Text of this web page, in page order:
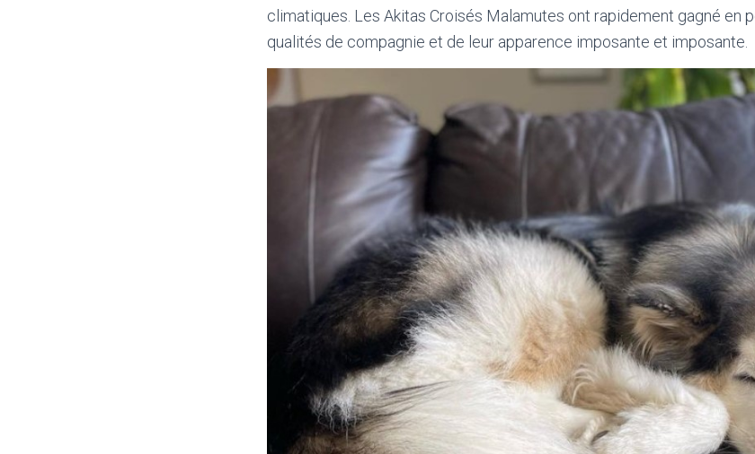
climatiques. Les Akitas Croisés Malamutes ont rapidement gagné en
qualités de compagnie et de leur apparence imposante et imposante.